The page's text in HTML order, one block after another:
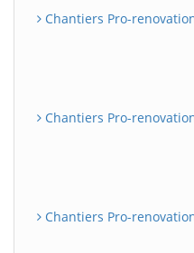
Chantiers Pro-
Chantiers Pro-
Chantiers Pro-